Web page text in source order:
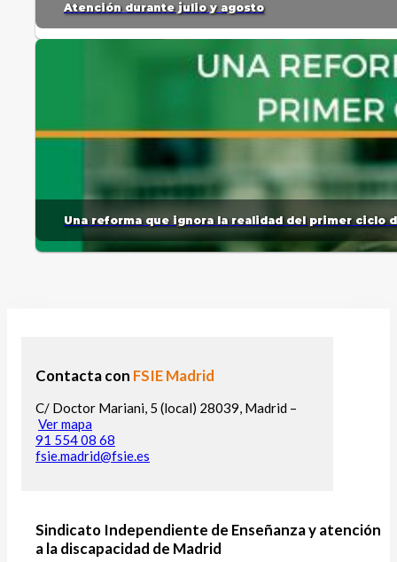
Atención durante julio y agosto
Una reforma que ignora la realidad del primer ciclo
Contacta con FSIE Madrid
C/ Doctor Mariani, 5 (local) 28039, Madrid –
Ver mapa
91 554 08 68
fsie.madrid@fsie.es
Sindicato Independiente de Enseñanza y atención
a la discapacidad de Madrid